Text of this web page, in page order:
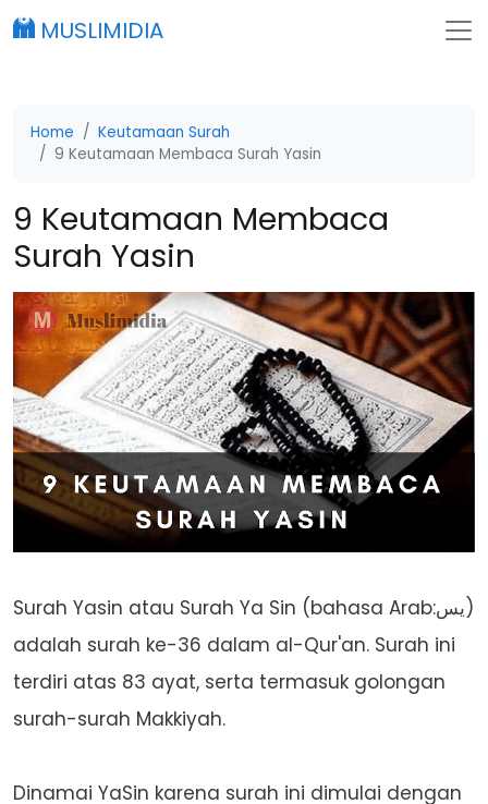
MUSLIMIDIA
Home
Keutamaan Surah
9 Keutamaan Membaca Surah Yasin
9 Keutamaan Membaca
Surah Yasin
Surah Yasin atau Surah Ya Sin (bahasa Arab:يس)
adalah surah ke-36 dalam al-Qur'an. Surah ini
terdiri atas 83 ayat, serta termasuk golongan
surah-surah Makkiyah.
Dinamai YaSin karena surah ini dimulai dengan